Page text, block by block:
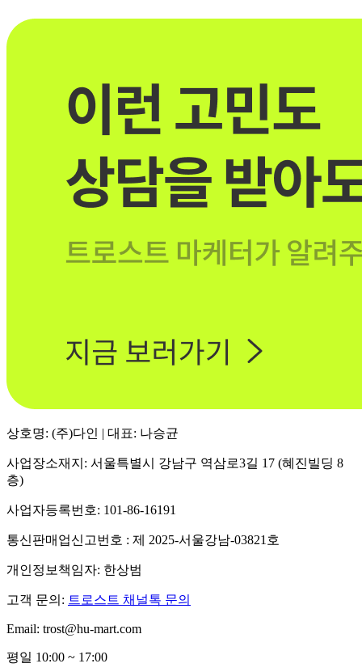
상호명: (주)다인 | 대표: 나승균
사업장소재지: 서울특별시 강남구 역삼로3길 17 (혜진빌딩 8
층)
사업자등록번호: 101-86-16191
통신판매업신고번호 : 제 2025-서울강남-03821호
개인정보책임자: 한상범
고객 문의: 트로스트 채널톡 문의
Email: trost@hu-mart.com
평일 10:00 ~ 17:00